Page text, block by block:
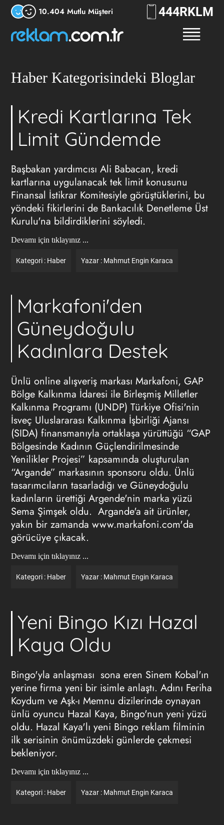
10.404 Mutlu Müşteri 444RKLM
Haber Kategorisindeki Bloglar
Kredi Kartlarına Tek
Limit Gündemde
Başbakan yardımcısı Ali Babacan, kredi
kartlarına uygulanacak tek limit konusunu
Finansal İstikrar Komitesiyle görüştüklerini, bu
yöndeki fikirlerini de Bankacılık Denetleme Üst
Kurulu'na bildirdiklerini söyledi.
Devamı için tıklayınız ...
Kategori : Haber Yazar : Mahmut Engin Karaca
Markafoni'den
Güneydoğulu
Kadınlara Destek
Ünlü online alışveriş markası Markafoni, GAP
Bölge Kalkınma İdaresi ile Birleşmiş Milletler
Kalkınma Programı (UNDP) Türkiye Ofisi'nin
İsveç Uluslararası Kalkınma İşbirliği Ajansı
(SIDA) finansmanıyla ortaklaşa yürüttüğü “GAP
Bölgesinde Kadının Güçlendirilmesinde
Yenilikler Projesi” kapsamında oluşturulan
“Argande” markasının sponsoru oldu. Ünlü
tasarımcıların tasarladığı ve Güneydoğulu
kadınların ürettiği Argende'nin marka yüzü
Sema Şimşek oldu. Argande'a ait ürünler,
yakın bir zamanda www.markafoni.com'da
görücüye çıkacak.
Devamı için tıklayınız ...
Kategori : Haber Yazar : Mahmut Engin Karaca
Yeni Bingo Kızı Hazal
Kaya Oldu
Bingo'yla anlaşması sona eren Sinem Kobal'ın
yerine firma yeni bir isimle anlaştı. Adını Feriha
Koydum ve Aşk-ı Memnu dizilerinde oynayan
ünlü oyuncu Hazal Kaya, Bingo'nun yeni yüzü
oldu. Hazal Kaya'lı yeni Bingo reklam filminin
ilk serisinin önümüzdeki günlerde çekmesi
bekleniyor.
Devamı için tıklayınız ...
Kategori : Haber Yazar : Mahmut Engin Karaca